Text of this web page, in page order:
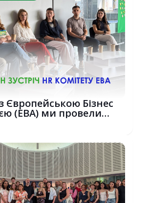
Європейською Бізнес
(EBA) ми провели